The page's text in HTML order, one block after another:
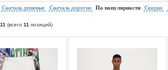
Сначала дешевые Сначала дорогие По популярности Скидки
11 (всего 11 позиций)